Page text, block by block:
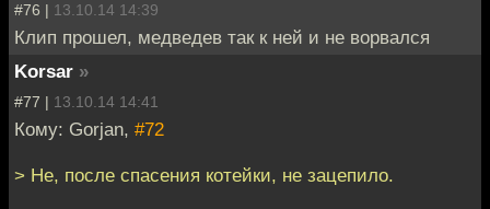
#76 | 13.10.14 14:39
Клип прошел, медведев так к ней и не ворвался
Korsar »
#77 | 13.10.14 14:41
Кому: Gorjan, #72
> Не, после спасения котейки, не зацепило.